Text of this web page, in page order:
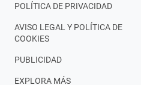
POLÍTICA DE PRIVACIDAD
AVISO LEGAL Y POLÍTICA DE
COOKIES
PUBLICIDAD
EXPLORA MÁS